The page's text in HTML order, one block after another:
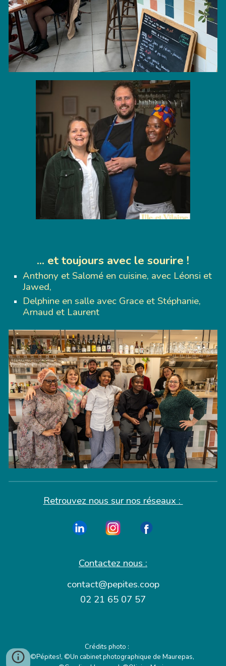
... et toujours avec le sourire !
Anthony et Salomé en cuisine, avec Léonsi et
Jawed,
Delphine en salle avec Grace et Stéphanie,
Arnaud et Laurent
Retrouvez nous sur nos réseaux :
Contactez nous :
contact@pepites.coop
02 21 65 07 57
Crédits photo :
©Pépites!, ©Un cabinet photographique de Maurepas,